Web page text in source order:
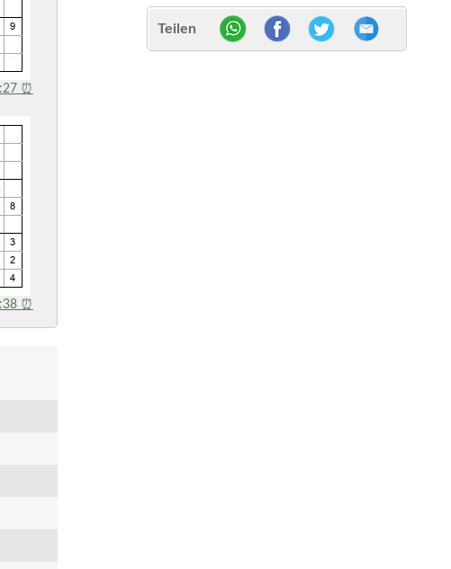
⏰
⏰
Teilen